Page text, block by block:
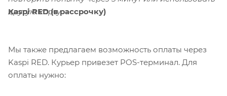
другую карту.
Kaspi RED (в рассрочку)
Мы также предлагаем возможность оплаты через
Kaspi RED. Курьер привезет POS-терминал. Для
оплаты нужно: